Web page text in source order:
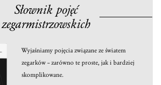
Słownik pojęć
zegarmistrzowskich
Wyjaśniamy pojęcia związane ze światem
zegarków – zarówno te proste, jak i bardziej
skomplikowane.